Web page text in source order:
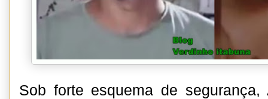
Sob forte esquema de segurança,